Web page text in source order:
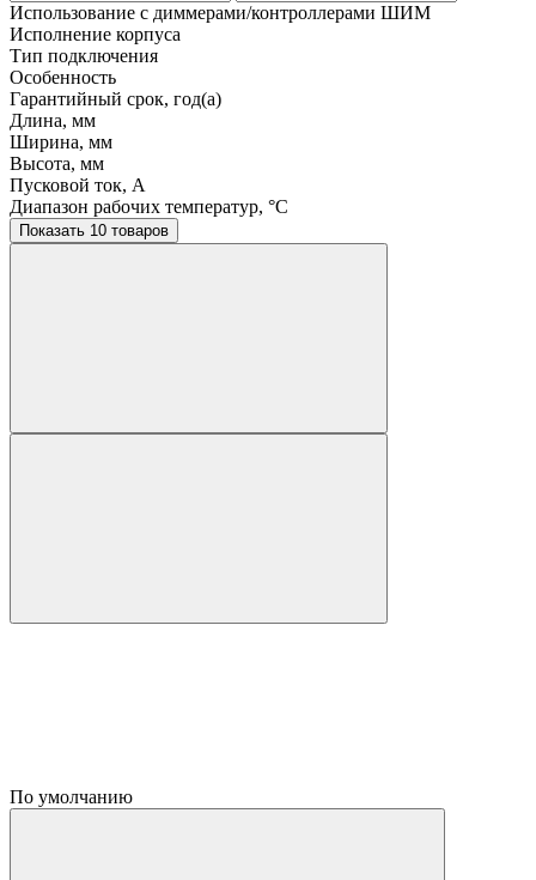
Использование с диммерами/контроллерами ШИМ
Исполнение корпуса
Тип подключения
Особенность
Гарантийный срок, год(а)
Длина, мм
Ширина, мм
Высота, мм
Пусковой ток, A
Диапазон рабочих температур, °C
Показать 10 товаров
По умолчанию